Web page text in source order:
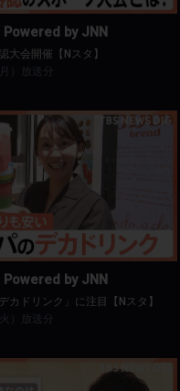
Powered by JNN
大会開催【Nスタ】
）放送分
DIG Powered by JNN
デカドリンク」に注目【Nスタ】
Powered by JNN
カドリンク」に注目【Nスタ】
）放送分